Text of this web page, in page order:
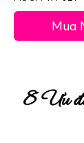
Mua
8 Ưu